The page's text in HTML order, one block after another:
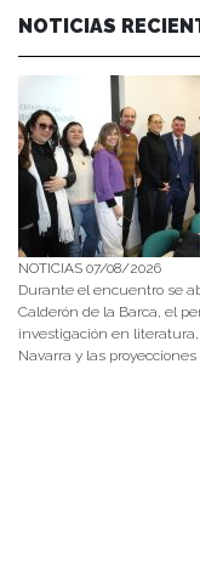
NOTICIAS
NOTICIAS 07/08/2026
Durante el encuentro se
Calderón de la Barca, el
investigación en
Navarra y las